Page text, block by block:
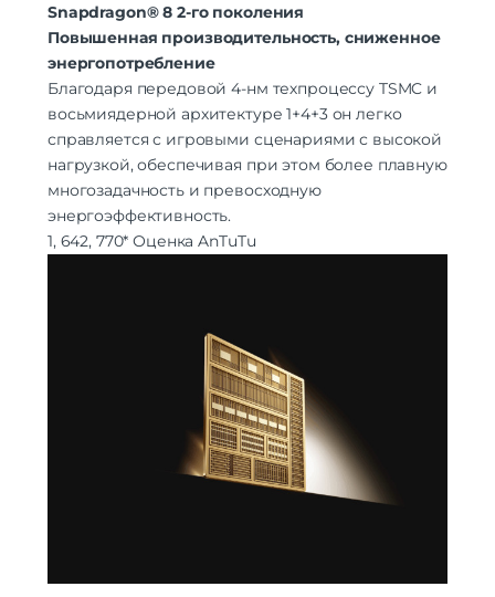
Snapdragon® 8 2-го поколения
Повышенная производительность, сниженное
энергопотребление
Благодаря передовой 4-нм техпроцессу TSMC и
восьмиядерной архитектуре 1+4+3 он легко
справляется с игровыми сценариями с высокой
нагрузкой, обеспечивая при этом более плавную
многозадачность и превосходную
энергоэффективность.
1, 642, 770*Оценка AnTuTu